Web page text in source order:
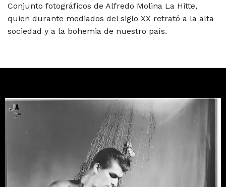
Conjunto fotográficos de Alfredo Molina La Hitte,
quien durante mediados del siglo XX retrató a la alta
sociedad y a la bohemia de nuestro país.